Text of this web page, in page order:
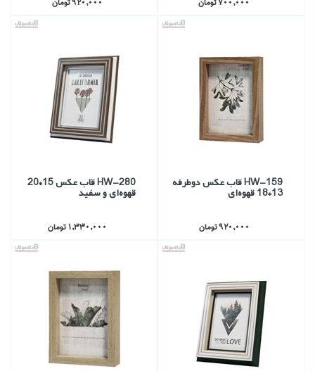
HW-159 قاب عكس دوطرفه
13*18 قهوه‌اي
920,000 تومان
HW-280 قاب عكس 15*20
قهوه‌اي و سفيد
1,330,000 تومان